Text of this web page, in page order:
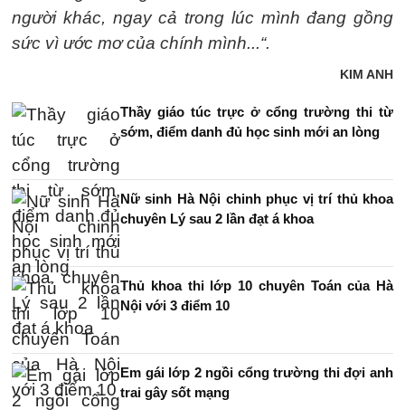
người khác, ngay cả trong lúc mình đang gồng
sức vì ước mơ của chính mình...“.
KIM ANH
Thầy giáo túc trực ở cổng trường thi từ
sớm, điểm danh đủ học sinh mới an lòng
Nữ sinh Hà Nội chinh phục vị trí thủ khoa
chuyên Lý sau 2 lần đạt á khoa
Thủ khoa thi lớp 10 chuyên Toán của Hà
Nội với 3 điểm 10
Em gái lớp 2 ngồi cổng trường thi đợi anh
trai gây sốt mạng